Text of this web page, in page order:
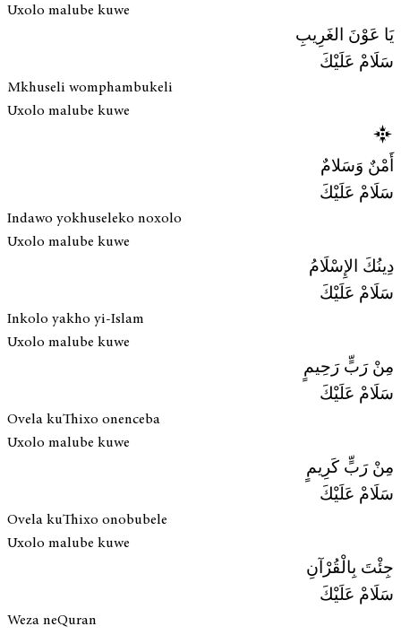
Uxolo malube kuwe
يَا عَوْنَ الغَرِيبِ
سَلَامْ عَلَيْكَ
Mkhuseli womphambukeli
Uxolo malube kuwe
أَمْنٌ وَسَلامٌ
سَلَامْ عَلَيْكَ
Indawo yokhuseleko noxolo
Uxolo malube kuwe
دِينُكَ الإِسْلَامُ
سَلَامْ عَلَيْكَ
Inkolo yakho yi-Islam
Uxolo malube kuwe
مِنْ رَبٍّ رَحِيمٍ
سَلَامْ عَلَيْكَ
Ovela kuThixo onenceba
Uxolo malube kuwe
مِنْ رَبٍّ كَرِيمٍ
سَلَامْ عَلَيْكَ
Ovela kuThixo onobubele
Uxolo malube kuwe
جِئْتَ بِالْقُرْآنِ
سَلَامْ عَلَيْكَ
Weza neQuran